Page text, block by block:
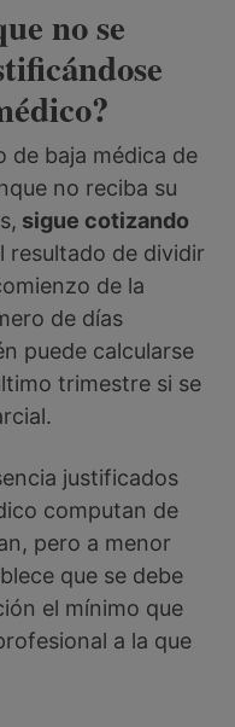
no se
de baja médica de
no reciba su
sigue cotizando
resultado de dividir
de la
de días
puede calcularse
trimestre si se
justificados
computan de
pero a menor
que se debe
el mínimo que
a la que